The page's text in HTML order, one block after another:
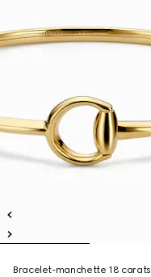
Bracelet-manchette 18 carats